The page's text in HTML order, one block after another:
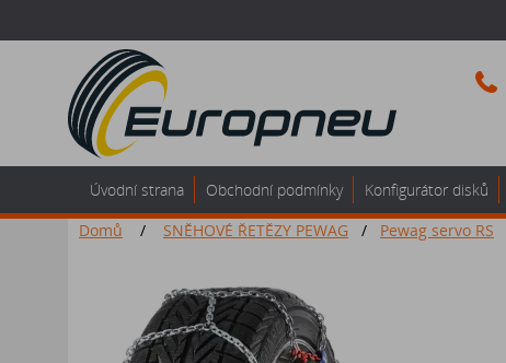
Úvodní strana Obchodní podmínky Konfigurátor disků
Domů
/ SNĚHOVÉ ŘETĚZY PEWAG / Pewag servo RS